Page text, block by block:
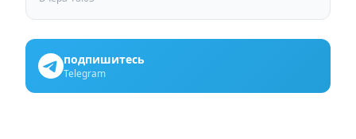
подпишитесь
Telegram